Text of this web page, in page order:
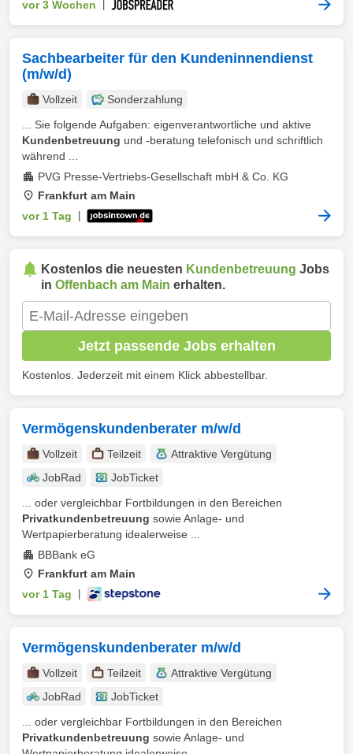
vor 3 Wochen
Sachbearbeiter für den Kundeninnendienst
(m/w/d)
Vollzeit
Sonderzahlung
... Sie folgende Aufgaben: eigenverantwortliche und aktive
Kundenbetreuung und -beratung telefonisch und schriftlich
während ...
PVG Presse-Vertriebs-Gesellschaft mbH & Co. KG
Frankfurt am Main
vor 1 Tag
Kostenlos die neuesten Kundenbetreuung Jobs
in Offenbach am Main erhalten.
Jetzt passende Jobs erhalten
Kostenlos. Jederzeit mit einem Klick abbestellbar.
Vermögenskundenberater m/w/d
Vollzeit Teilzeit
Attraktive Vergütung
JobRad
JobTicket
... oder vergleichbar Fortbildungen in den Bereichen
Privatkundenbetreuung sowie Anlage- und
Wertpapierberatung idealerweise ...
BBBank eG
Frankfurt am Main
vor 1 Tag
Vermögenskundenberater m/w/d
Vollzeit Teilzeit
Attraktive Vergütung
JobRad
JobTicket
... oder vergleichbar Fortbildungen in den Bereichen
Privatkundenbetreuung sowie Anlage- und